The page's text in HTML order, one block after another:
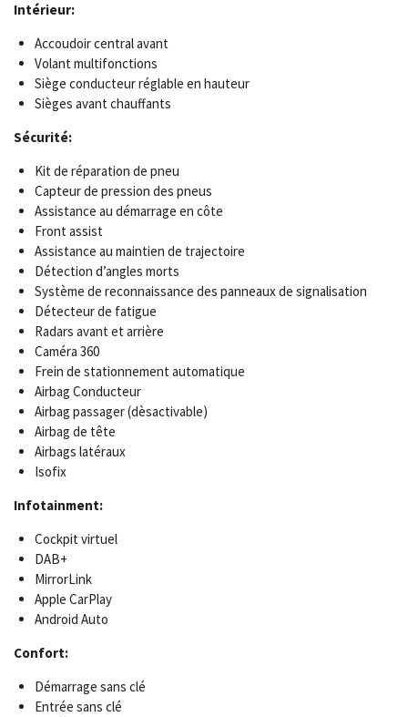
Intérieur:
Accoudoir central avant
Volant multifonctions
Siège conducteur réglable en hauteur
Sièges avant chauffants
Sécurité:
Kit de réparation de pneu
Capteur de pression des pneus
Assistance au démarrage en côte
Front assist
Assistance au maintien de trajectoire
Détection d’angles morts
Système de reconnaissance des panneaux de signalisation
Détecteur de fatigue
Radars avant et arrière
Caméra 360
Frein de stationnement automatique
Airbag Conducteur
Airbag passager (dèsactivable)
Airbag de tête
Airbags latéraux
Isofix
Infotainment:
Cockpit virtuel
DAB+
MirrorLink
Apple CarPlay
Android Auto
Confort:
Démarrage sans clé
Entrée sans clé